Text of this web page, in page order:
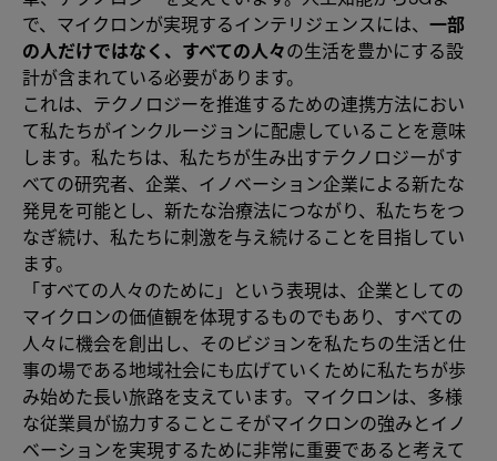
で、マイクロンが実現するインテリジェンスには、 一部
の人だけではなく、すべての人々の生活を豊かにする設
計が含まれている必要があります。
これは、テクノロジーを推進するための連携方法におい
て私たちがインクルージョンに配慮していることを意味
します。私たちは、私たちが生み出すテクノロジーがす
べての研究者、企業、イノベーション企業による新たな
発見を可能とし、新たな治療法につながり、私たちをつ
なぎ続け、私たちに刺激を与え続けることを目指してい
ます。
「すべての人々のために」という表現は、企業としての
マイクロンの価値観を体現するものでもあり、すべての
人々に機会を創出し、そのビジョンを私たちの生活と仕
事の場である地域社会にも広げていくために私たちが歩
み始めた長い旅路を支えています。マイクロンは、多様
な従業員が協力することこそがマイクロンの強みとイノ
ベーションを実現するために非常に重要であると考えて